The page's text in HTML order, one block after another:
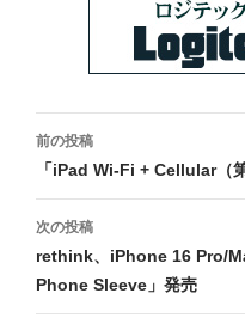
投
稿
ナ
ビ
ゲ
前の投稿
「iPad Wi-Fi + Cellular（
次の投稿
rethink、iPhone 16 Pro/
Phone Sleeve」発売